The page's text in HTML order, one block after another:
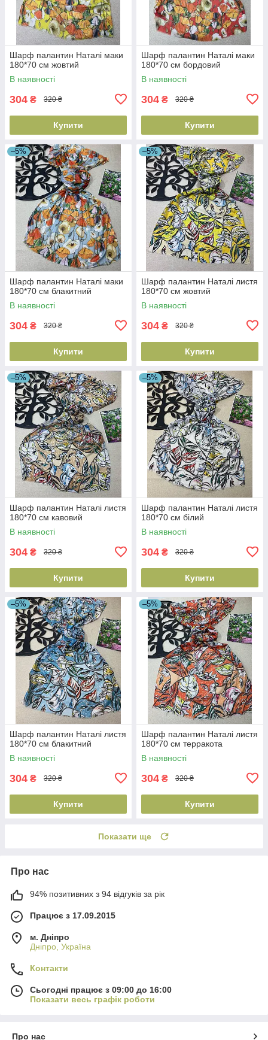
Шарф палантин Наталі маки
180*70 см жовтий
В наявності
304 ₴ 320 ₴
Купити
Шарф палантин Наталі маки
180*70 см бордовий
В наявності
304 ₴ 320 ₴
Купити
–5%
Шарф палантин Наталі маки
180*70 см блакитний
В наявності
304 ₴ 320 ₴
Купити
–5%
Шарф палантин Наталі листя
180*70 см жовтий
В наявності
304 ₴ 320 ₴
Купити
–5%
Шарф палантин Наталі листя
180*70 см кавовий
В наявності
304 ₴ 320 ₴
Купити
–5%
Шарф палантин Наталі листя
180*70 см білий
В наявності
304 ₴ 320 ₴
Купити
–5%
Шарф палантин Наталі листя
180*70 см блакитний
В наявності
304 ₴ 320 ₴
Купити
–5%
Шарф палантин Наталі листя
180*70 см терракота
В наявності
304 ₴ 320 ₴
Купити
Показати ще
Про нас
94% позитивних з 94 відгуків за рік
Працює з 17.09.2015
м. Дніпро
Дніпро, Україна
Контакти
Сьогодні працює з 09:00 до 16:00
Показати весь графік роботи
Про нас